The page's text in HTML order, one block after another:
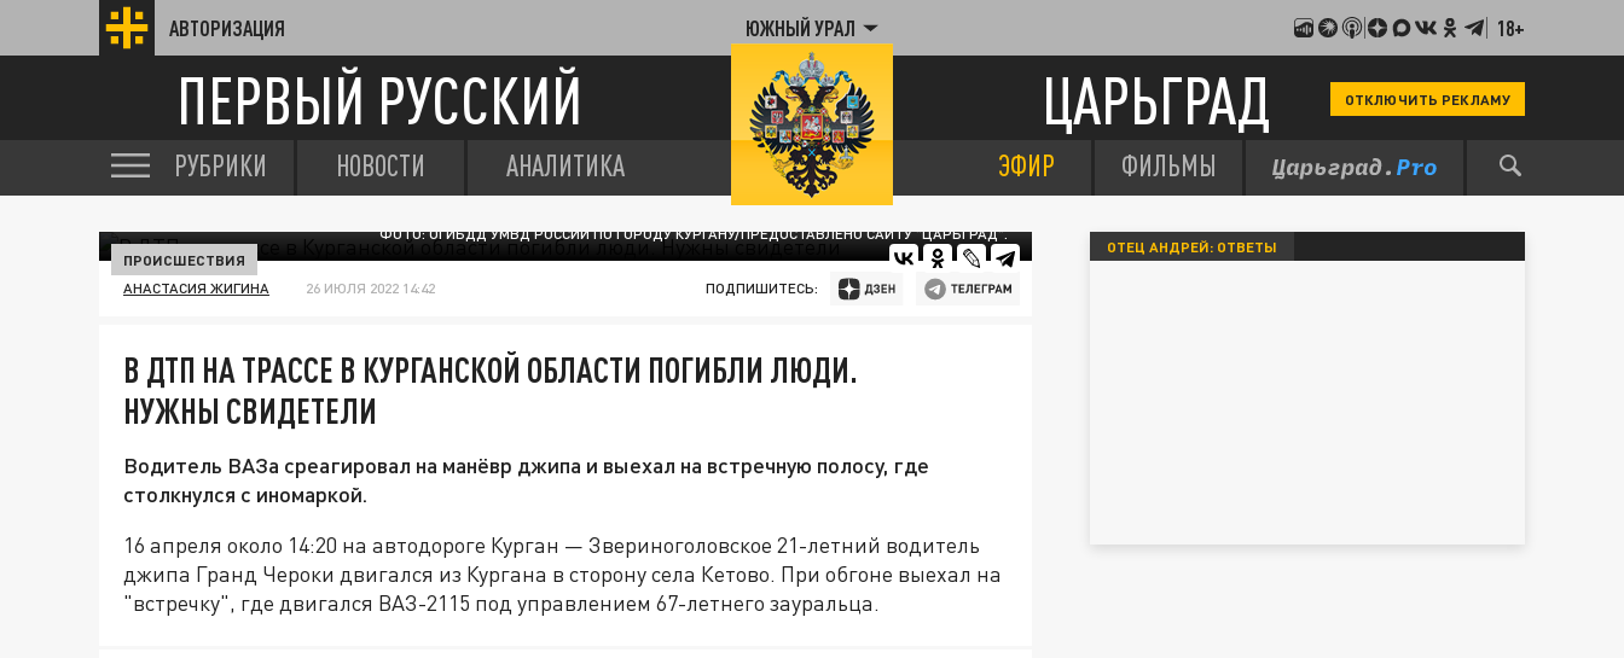
АВТОРИЗАЦИЯ ЮЖНЫЙ УРАЛ 18+
ПЕРВЫЙ РУССКИЙ ЦАРЬГРАД ОТКЛЮЧИТЬ РЕКЛАМУ
РУБРИКИ НОВОСТИ АНАЛИТИКА ЭФИР ФИЛЬМЫ
ФОТО: ОГИБДД УМВД РОССИИ ПО ГОРОДУ КУРГАНУ/ПРЕДОСТАВЛЕНО САЙТУ "ЦАРЬГРАД".
ПРОИСШЕСТВИЯ
АНАСТАСИЯ ЖИГИНА 26 ИЮЛЯ 2022 14:42 ПОДПИШИТЕСЬ:
В ДТП НА ТРАССЕ В КУРГАНСКОЙ ОБЛАСТИ ПОГИБЛИ ЛЮДИ.
НУЖНЫ СВИДЕТЕЛИ
Водитель ВАЗа среагировал на манёвр джипа и выехал на встречную полосу, где
столкнулся с иномаркой.
16 апреля около 14:20 на автодороге Курган — Звериноголовское 21-летний водитель
джипа Гранд Чероки двигался из Кургана в сторону села Кетово. При обгоне выехал на
"встречку", где двигался ВАЗ-2115 под управлением 67-летнего зауральца.
ОТЕЦ АНДРЕЙ: ОТВЕТЫ